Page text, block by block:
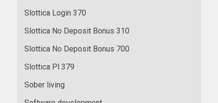
Slottica Login 370
Slottica No Deposit Bonus 310
Slottica No Deposit Bonus 700
Slottica Pl 379
Sober living